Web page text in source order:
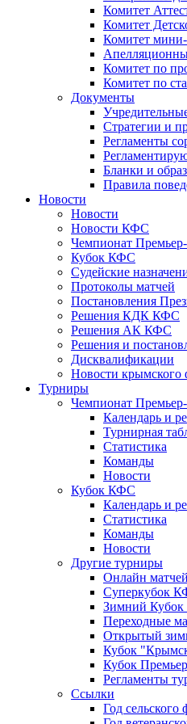
Комитет
Комитет
Комитет
Комитет по
Комитет по
Документы
Стратегии и
Регламенты
Бланки и
Правила
Новости
Новости
Новости КФС
Чемпионат
Кубок КФС
Судейские
Протоколы матчей
Постановления
Решения КДК КФС
Решения АК КФС
Решения и
Дисквалификации
Новости крымского
Турниры
Чемпионат
Календарь и
Турнирная
Статистика
Команды
Новости
Кубок КФС
Календарь и
Статистика
Команды
Новости
Другие турниры
Онлайн матчей
Суперкубок
Зимний
Переходные
Открытый
Кубок
Кубок
Регламенты
Ссылки
Год сельского